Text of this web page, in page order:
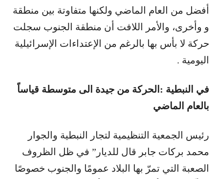
أفضل من العام الماضي ولكنها متفاوتة بين منطقة
و وأخرى، والأمر اللافت أن منطقة الجنوب سجلت
حركة لا بأس بها بالرغم من الإعتداءات الإسرائيلية
اليومية .
في النبطية :الحركة من جيدة الى متوسطة قياساً
بالعام الماضي
رئيس الجمعية التنظيمية لتجار النبطية والجوار
محمد بركات جابر قال للديار” في ظل الظروف
الصعبة التي تمرّ بها البلاد عمومًا والجنوب خصوصًا